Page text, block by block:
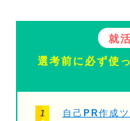
就
選考前に必ず使
自己PR作成